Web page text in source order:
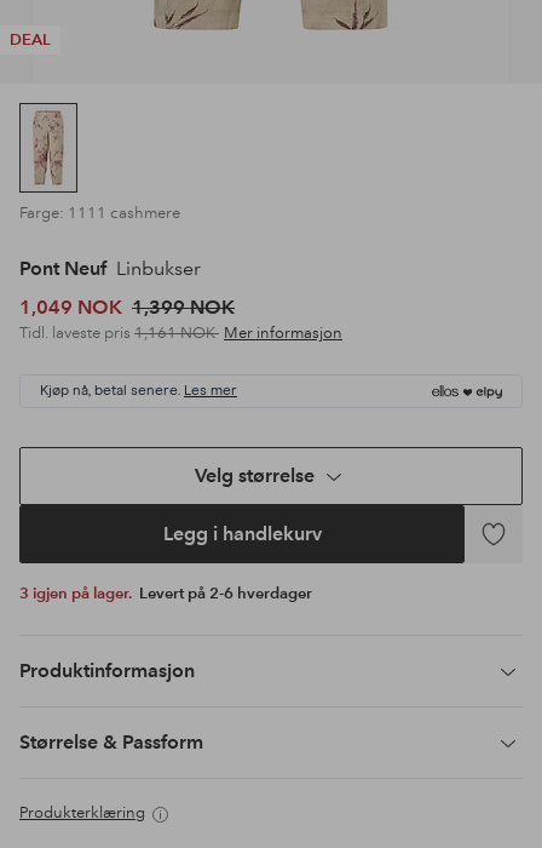
DEAL
Farge: 1111 cashmere
Pont Neuf Linbukser
1,049 NOK 1,399 NOK
Tidl. laveste pris 1,161 NOK Mer informasjon
Kjøp nå, betal senere. Les mer
Velg størrelse
Legg i handlekurv
Legg
3 igjen på lager. Levert på 2-6 hverdager
Produktinformasjon
Størrelse & Passform
Produkterklæring